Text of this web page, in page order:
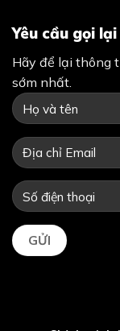
Yêu cầu gọi lại
Hãy để lại thông
sớm nhất.